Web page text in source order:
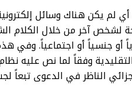
أي لم يكن هناك وسائل
آخر من خلال الكلام
أو جنسياً أو اجتماعياً. وفي
وفقاً لما نص عليه نظام
الناظر في الدعوى تبعاً